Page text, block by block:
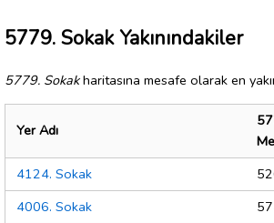
5779. Sokak Yakınındakiler
5779. Sokakharitasına mesafe olarak en
Yer Adı
4124. Sokak
4006. Sokak